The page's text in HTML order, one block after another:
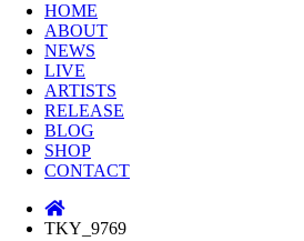
HOME
ABOUT
NEWS
LIVE
ARTISTS
RELEASE
BLOG
SHOP
CONTACT
TKY_9769